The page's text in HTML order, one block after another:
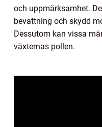
och uppmärksamhet.
bevattning och skydd
Dessutom kan vissa
växternas pollen.